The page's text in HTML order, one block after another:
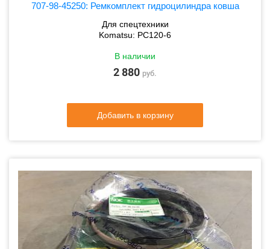
707-98-45250: Ремкомплект гидроцилиндра ковша
Для спецтехники
Komatsu: PC120-6
В наличии
2 880 руб.
Добавить в корзину